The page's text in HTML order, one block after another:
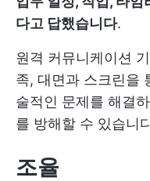
다고 답했습니다.
원격 커뮤니케이션
족, 대면과 스크린을
술적인 문제를 해결
를 방해할 수 있습니
조율